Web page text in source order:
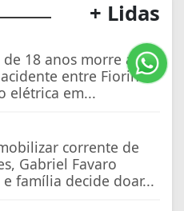
+ Lidas
de 18 anos morre após
entre Fiorino
elétrica em...
corrente de
Gabriel Favaro
família decide doar...